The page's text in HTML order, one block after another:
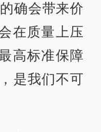
确会带来价
在质量上压
高标准保障
是我们不可